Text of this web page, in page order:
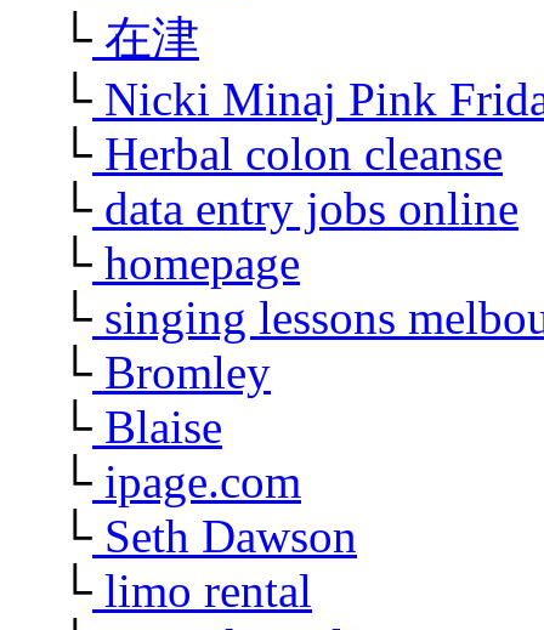
└ 在津
└ Nicki Minaj Pink
└ Herbal colon cleanse
└ data entry jobs online
└ homepage
└ singing lessons
└ Bromley
└ Blaise
└ ipage.com
└ Seth Dawson
└ limo rental